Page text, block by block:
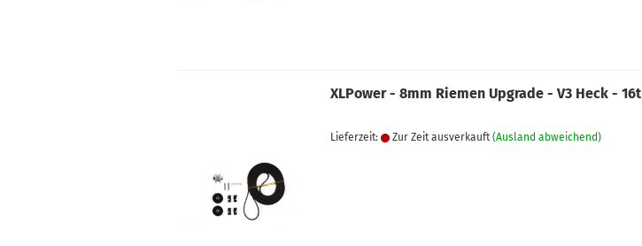
XLPower - 8mm Riemen Upgrade - V3 Heck - 16t
Lieferzeit: Zur Zeit ausverkauft (Ausland abweichend)